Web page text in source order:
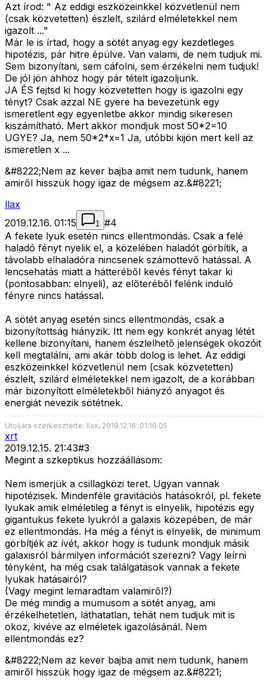
Azt írod: " Az eddigi eszközeinkkel közvetlenül nem
(csak közvetetten) észlelt, szilárd elméletekkel nem
igazolt ..."
Már le is írtad, hogy a sötét anyag egy kezdetleges
hipotézis, pár hitre épülve. Van valami, de nem tudjuk mi.
Sem bizonyítani, sem cáfolni, sem érzékelni nem tudjuk!
De jól jön ahhoz hogy pár tételt igazoljunk.
JA ÉS fejtsd ki hogy közvetetten hogy is igazolni egy
tényt? Csak azzal NE gyere ha bevezetünk egy
ismeretlent egy egyenletbe akkor mindig sikeresen
kiszámítható. Mert akkor mondjuk most 50*2=10
UGYE? Ja, nem 50*2*x=1 Ja, utóbbi kijön mert kell az
ismeretlen x ...
&#8222;Nem az kever bajba amit nem tudunk, hanem
amiről hisszük hogy igaz de mégsem az.&#8221;
llax
2019.12.16. 01:15
1 #4
A fekete lyuk esetén nincs ellentmondás. Csak a felé
haladó fényt nyelik el, a közelében haladót görbítik, a
távolabb elhaladóra nincsenek számottevő hatással. A
lencsehatás miatt a hátteréből kevés fényt takar ki
(pontosabban: elnyeli), az előteréből felénk induló
fényre nincs hatással.
A sötét anyag esetén sincs ellentmondás, csak a
bizonyítottság hiányzik. Itt nem egy konkrét anyag létét
kellene bizonyítani, hanem észlelhető jelenségek okozóit
kell megtalálni, ami akár több dolog is lehet. Az eddigi
eszközeinkkel közvetlenül nem (csak közvetetten)
észlelt, szilárd elméletekkel nem igazolt, de a korábban
már bizonyított elméletekből hiányzó anyagot és
energiát nevezik sötétnek.
Utoljára szerkesztette: llax, 2019.12.16. 01:16:05
xrt
2019.12.15. 21:43#3
Megint a szkeptikus hozzáállásom:
Nem ismerjük a csillagközi teret. Ugyan vannak
hipotézisek. Mindenféle gravitációs hatásokról, pl. fekete
lyukak amik elméletileg a fényt is elnyelik, hipotézis egy
gigantukus fekete lyukról a galaxis közepében, de már
ez ellentmondás. Ha még a fényt is elnyelik, de minimum
görbítjék az ívét, akkor hogy is tudunk mondjuk másik
galaxisról bármilyen információt szerezni? Vagy leírni
tényként, ha még csak találgatások vannak a fekete
lyukak hatásairól?
(Vagy megint lemaradtam valamiről?)
De még mindig a mumusom a sötét anyag, ami
érzékelhetetlen, láthatatlan, tehát nem tudjuk mit is
okoz, kivéve az elméletek igazolásánál. Nem
ellentmondás ez?
&#8222;Nem az kever bajba amit nem tudunk, hanem
amiről hisszük hogy igaz de mégsem az.&#8221;